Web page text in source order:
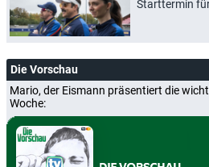
Starttermin
Die Vorschau
Mario, der Eismann präsentiert die
Woche: